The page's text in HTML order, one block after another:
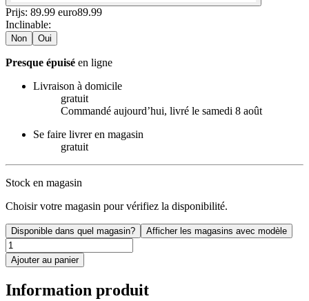
Prijs: 89.99 euro89.99
Inclinable:
Non Oui
Presque épuisé en ligne
Livraison à domicile
gratuit
Commandé aujourdʼhui, livré le samedi 8 août
Se faire livrer en magasin
gratuit
Stock en magasin
Choisir votre magasin pour vérifiez la disponibilité.
Disponible dans quel magasin? Afficher les magasins avec modèle
Ajouter au panier
Information produit